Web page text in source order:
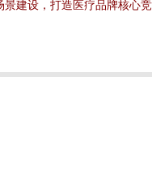
建设，打造医疗品牌核心